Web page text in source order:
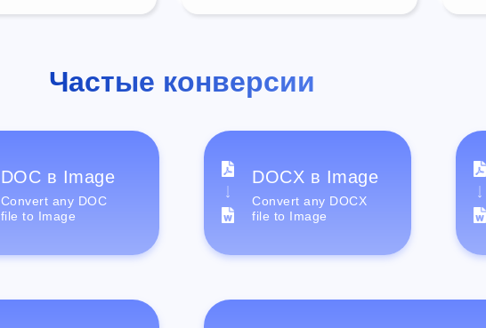
Частые конверсии
DOC в Image
Convert any DOC
file to Image
DOCX в Image
Convert any DOCX
file to Image